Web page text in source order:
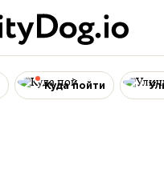
Куда пойти